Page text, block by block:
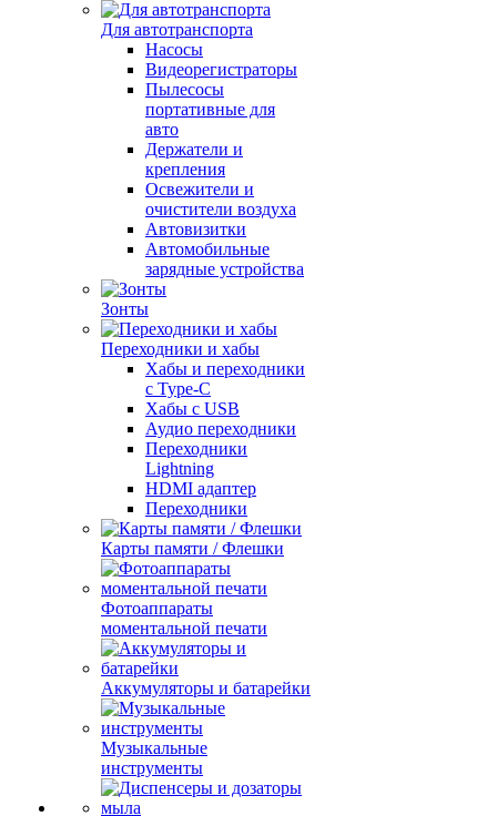
Для автотранспорта
Насосы
Видеорегистраторы
Пылесосы
портативные для
авто
Держатели и
крепления
Освежители и
очистители воздуха
Автовизитки
Автомобильные
зарядные устройства
Зонты
Переходники и хабы
Хабы и переходники
с Type-C
Хабы с USB
Аудио переходники
Переходники
Lightning
HDMI адаптер
Переходники
Карты памяти / Флешки
Фотоаппараты
моментальной печати
Аккумуляторы и батарейки
Музыкальные
инструменты